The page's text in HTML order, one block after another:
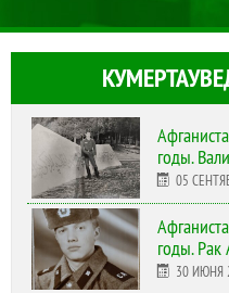
годы.
05
годы. Рак
30 ИЮНЯ